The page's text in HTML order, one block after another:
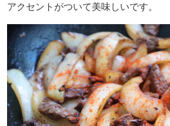
アクセントがついて美味しいです。